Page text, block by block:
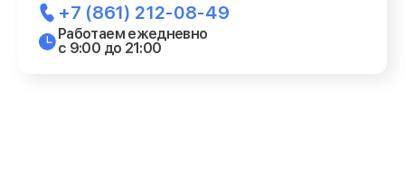
+7 (861) 212-08-49
Работаем ежедневно
с 9:00 до 21:00